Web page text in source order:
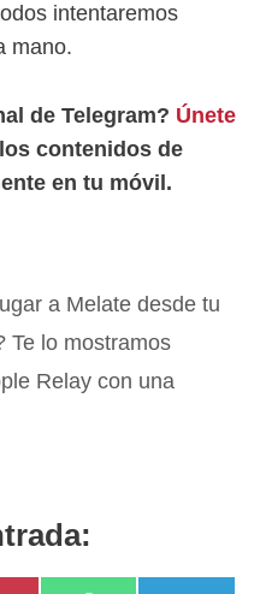
intentaremos
mano.
de Telegram? Únete
contenidos de
en tu móvil.
a Melate desde tu
Te lo mostramos
Relay con una